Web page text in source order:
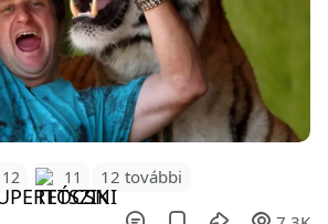
12 11 12 további